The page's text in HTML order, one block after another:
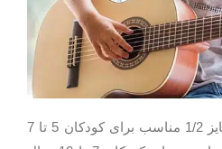
به طور کلی، گیتارهای با سایز 1/2 مناسب برای کودکان 5 تا 7